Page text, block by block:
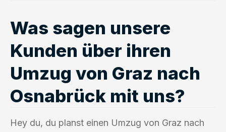
Was sagen unsere
Kunden über ihren
Umzug von Graz nach
Osnabrück mit uns?
Hey du, du planst einen Umzug von Graz nach